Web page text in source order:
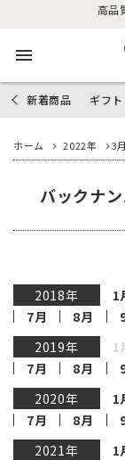
高品
menu
新着商品 ギフト
ホーム 2022年 3月
バックナ
2018年 1
7月
8月
2019年
1
7月
8月
2020年
1
7月
8月
2021年
1